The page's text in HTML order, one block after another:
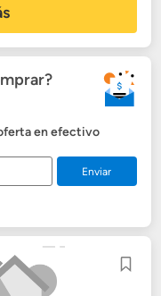
en efectivo
Enviar